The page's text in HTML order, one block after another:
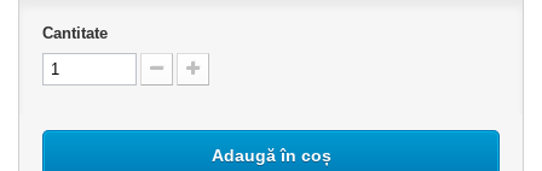
Cantitate
Adaugă în coș